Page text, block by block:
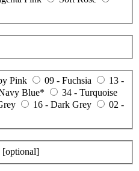
Pink 09 - Fuchsia
13 -
Blue*
34 - Turquoise
16 - Dark Grey
02 -
[optional]